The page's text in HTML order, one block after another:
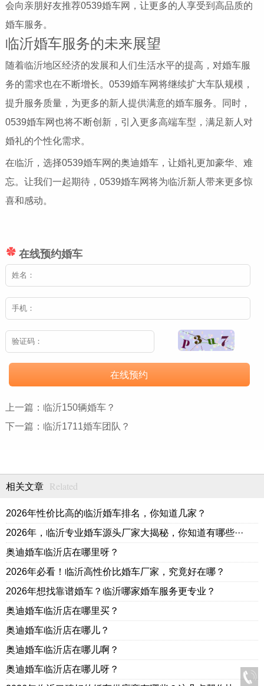
会向亲朋好友推荐0539婚车网，让更多的人享受到高品质的
婚车服务。
临沂婚车服务的未来展望
随着临沂地区经济的发展和人们生活水平的提高，对婚车服
务的需求也在不断增长。0539婚车网将继续扩大车队规模，
提升服务质量，为更多的新人提供满意的婚车服务。同时，
0539婚车网也将不断创新，引入更多高端车型，满足新人对
婚礼的个性化需求。
在临沂，选择0539婚车网的奥迪婚车，让婚礼更加豪华、难
忘。让我们一起期待，0539婚车网将为临沂新人带来更多惊
喜和感动。
在线预约婚车
在线预约
上一篇： 临沂150辆婚车？
下一篇： 临沂1711婚车团队？
相关文章 Related
2026年性价比高的临沂婚车排名，你知道几家？
2026年，临沂专业婚车源头厂家大揭秘，你知道有哪些···
奥迪婚车临沂店在哪里呀？
2026年必看！临沂高性价比婚车厂家，究竟好在哪？
2026年想找靠谱婚车？临沂哪家婚车服务更专业？
奥迪婚车临沂店在哪里买？
奥迪婚车临沂店在哪儿？
奥迪婚车临沂店在哪儿啊？
奥迪婚车临沂店在哪儿呀？